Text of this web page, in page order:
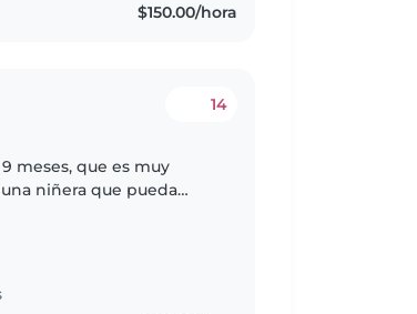
$150.00/hora
14
meses, que es muy
niñera que pueda